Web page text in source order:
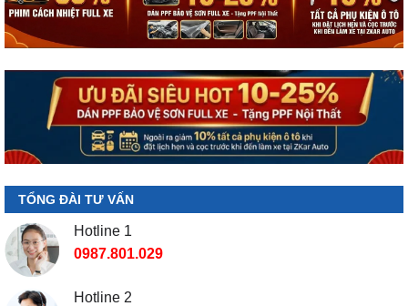
TỔNG ĐÀI TƯ VẤN
Hotline 1
0987.801.029
Hotline 2